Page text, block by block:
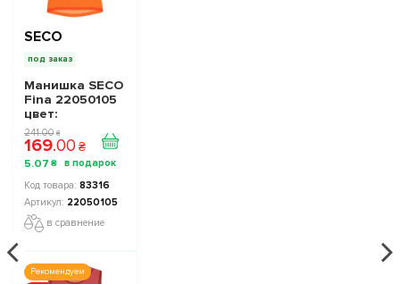
SECO
под заказ
Манишка SECO
Fina 22050105
цвет:
оранжевая
кислота
241.00 ₴
169.00 ₴
5.07 ₴
83316
22050105
в сравнение
Рекомендуем